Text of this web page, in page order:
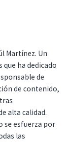
Martínez. Un
ha dedicado
de
de contenido,
alta calidad.
se esfuerza por
las